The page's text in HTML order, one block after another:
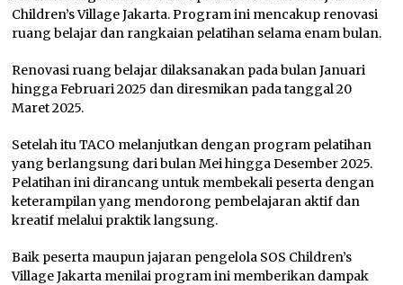
Children’s Village Jakarta. Program ini mencakup renovasi
ruang belajar dan rangkaian pelatihan selama enam bulan.
Renovasi ruang belajar dilaksanakan pada bulan Januari
hingga Februari 2025 dan diresmikan pada tanggal 20
Maret 2025.
Setelah itu TACO melanjutkan dengan program pelatihan
yang berlangsung dari bulan Mei hingga Desember 2025.
Pelatihan ini dirancang untuk membekali peserta dengan
keterampilan yang mendorong pembelajaran aktif dan
kreatif melalui praktik langsung.
Baik peserta maupun jajaran pengelola SOS Children’s
Village Jakarta menilai program ini memberikan dampak